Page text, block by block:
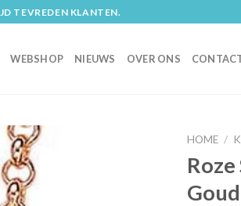
TEVREDEN KLANTEN.
WEBSHOP NIEUWS OVER ONS
HOME /